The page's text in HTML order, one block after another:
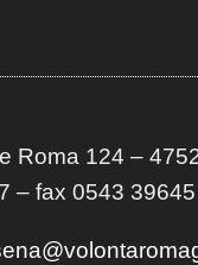
Roma 124 –
– fax 0543 39645